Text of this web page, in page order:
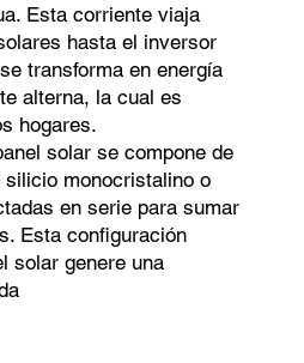
Esta corriente viaja
hasta el inversor
transforma en energía
alterna, la cual es
hogares.
solar se compone de
monocristalino o
en serie para sumar
Esta configuración
solar genere una